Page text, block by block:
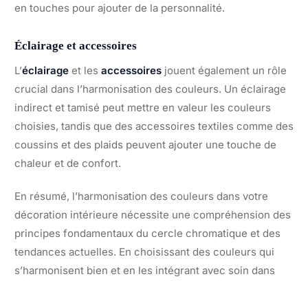
en touches pour ajouter de la personnalité.
Éclairage et accessoires
L’éclairage et les accessoires jouent également un rôle
crucial dans l’harmonisation des couleurs. Un éclairage
indirect et tamisé peut mettre en valeur les couleurs
choisies, tandis que des accessoires textiles comme des
coussins et des plaids peuvent ajouter une touche de
chaleur et de confort.
En résumé, l’harmonisation des couleurs dans votre
décoration intérieure nécessite une compréhension des
principes fondamentaux du cercle chromatique et des
tendances actuelles. En choisissant des couleurs qui
s’harmonisent bien et en les intégrant avec soin dans